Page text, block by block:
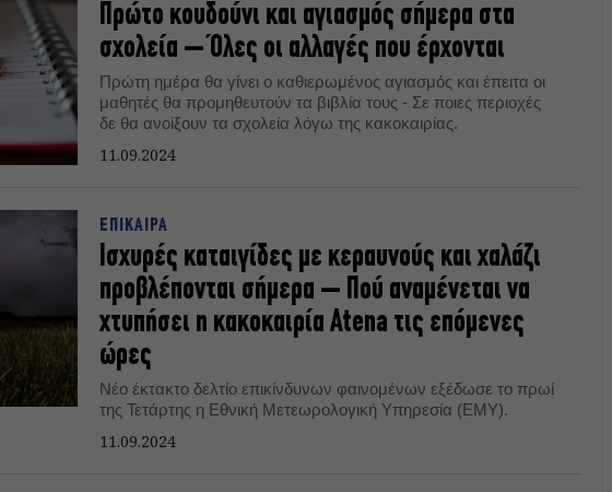
Πρώτο κουδούνι και αγιασμός σήμερα στα
σχολεία – Όλες οι αλλαγές που έρχονται
Πρώτη ημέρα θα γίνει ο καθιερωμένος αγιασμός και έπειτα οι
μαθητές θα προμηθευτούν τα βιβλία τους - Σε ποιες περιοχές
δε θα ανοίξουν τα σχολεία λόγω της κακοκαιρίας.
11.09.2024
ΕΠΙΚΑΙΡΑ
Ισχυρές καταιγίδες με κεραυνούς και χαλάζι
προβλέπονται σήμερα – Πού αναμένεται να
χτυπήσει η κακοκαιρία Atena τις επόμενες
ώρες
Νέο έκτακτο δελτίο επικίνδυνων φαινομένων εξέδωσε το πρωί
της Τετάρτης η Εθνική Μετεωρολογική Υπηρεσία (ΕΜΥ).
11.09.2024